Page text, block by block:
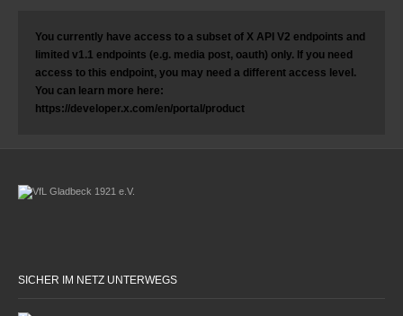
You currently have access to a subset of X API V2 endpoints and
limited v1.1 endpoints (e.g. media post, oauth) only. If you need
access to this endpoint, you may need a different access level.
You can learn more here:
https://developer.x.com/en/portal/product
SICHER IM NETZ UNTERWEGS